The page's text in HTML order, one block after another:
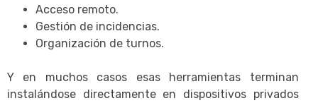
Acceso remoto.
Gestión de incidencias.
Organización de turnos.
Y en muchos casos esas herramientas terminan
instalándose directamente en dispositivos privados